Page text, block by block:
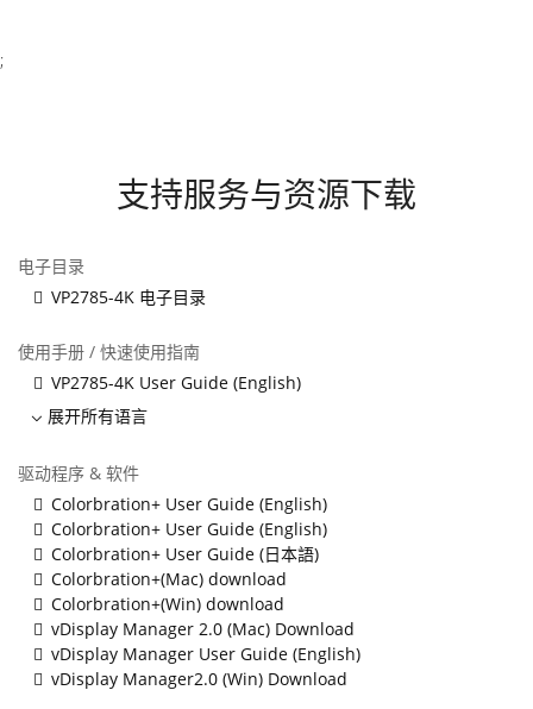
;
支持服务与资源下载
电子目录
VP2785-4K 电子目录
使用手册 / 快速使用指南
VP2785-4K User Guide (English)
展开所有语言
驱动程序 & 软件
Colorbration+ User Guide (English)
Colorbration+ User Guide (English)
Colorbration+ User Guide (日本語)
Colorbration+(Mac) download
Colorbration+(Win) download
vDisplay Manager 2.0 (Mac) Download
vDisplay Manager User Guide (English)
vDisplay Manager2.0 (Win) Download